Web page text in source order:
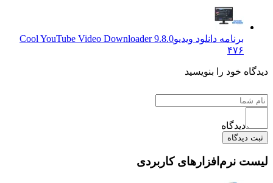
برنامه دانلود ویدیوCool YouTube Video Downloader 9.8.0
۴۷۶
دیدگاه خود را بنویسید
دیدگاه
ثبت دیدگاه
لیست نرم‌افزارهای کاربردی